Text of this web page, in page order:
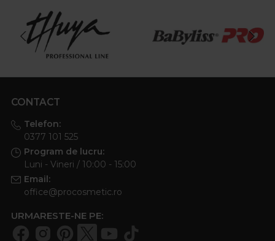
CONTACT
Telefon:
0377 101 525
Program de lucru:
Luni - Vineri / 10:00 - 15:00
Email:
office@procosmetic.ro
URMARESTE-NE PE: